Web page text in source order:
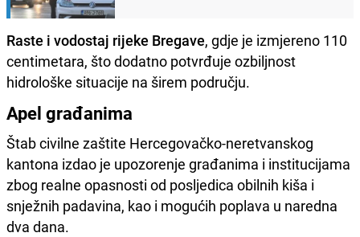
Raste i vodostaj rijeke Bregave, gdje je izmjereno 110
centimetara, što dodatno potvrđuje ozbiljnost
hidrološke situacije na širem području.
Apel građanima
Štab civilne zaštite Hercegovačko-neretvanskog
kantona izdao je upozorenje građanima i institucijama
zbog realne opasnosti od posljedica obilnih kiša i
snježnih padavina, kao i mogućih poplava u naredna
dva dana.